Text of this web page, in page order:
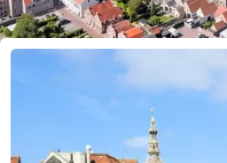
-
Buitenheem